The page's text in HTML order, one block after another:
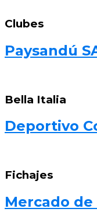
Clubes
Paysandú
Bella Italia
Deportivo
Fichajes
Mercado de